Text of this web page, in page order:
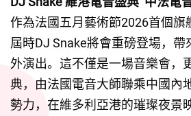
作為法國五月藝術節2026首個旗
屆時DJ Snake將會重磅登場，帶
外演出。這不僅是一場音樂會，
典，由法國電音大師聯乘中國內
勢力，在維多利亞港的璀璨夜景